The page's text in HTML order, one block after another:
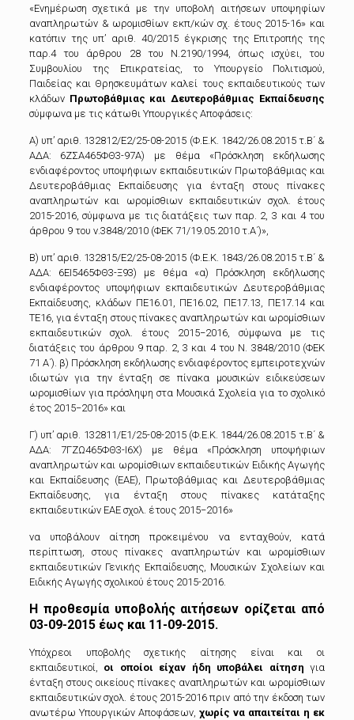
«Ενημέρωση σχετικά με την υποβολή αιτήσεων υποψηφίων
αναπληρωτών & ωρομισθίων εκπ/κών σχ. έτους 2015-16» και
κατόπιν της υπ’ αριθ. 40/2015 έγκρισης της Επιτροπής της
παρ.4 του άρθρου 28 του Ν.2190/1994, όπως ισχύει, του
Συμβουλίου της Επικρατείας, το Υπουργείο Πολιτισμού,
Παιδείας και Θρησκευμάτων καλεί τους εκπαιδευτικούς των
κλάδων Πρωτοβάθμιας και Δευτεροβάθμιας Εκπαίδευσης
σύμφωνα με τις κάτωθι Υπουργικές Αποφάσεις:
Α) υπ’ αριθ. 132812/E2/25-08-2015 (Φ.Ε.Κ. 1842/26.08.2015 τ.Β΄ &
ΑΔΑ: 6ΖΣΑ465ΦΘ3-97Α) με θέμα «Πρόσκληση εκδήλωσης
ενδιαφέροντος υποψήφιων εκπαιδευτικών Πρωτοβάθμιας και
Δευτεροβάθμιας Εκπαίδευσης για ένταξη στους πίνακες
αναπληρωτών και ωρομίσθιων εκπαιδευτικών σχολ. έτους
2015-2016, σύμφωνα με τις διατάξεις των παρ. 2, 3 και 4 του
άρθρου 9 του ν.3848/2010 (ΦΕΚ 71/19.05.2010 τ.Α΄)»,
Β) υπ’ αριθ. 132815/E2/25-08-2015 (Φ.Ε.Κ. 1843/26.08.2015 τ.Β΄ &
ΑΔΑ: 6ΕΙ5465ΦΘ3-Ξ93) με θέμα «α) Πρόσκληση εκδήλωσης
ενδιαφέροντος υποψήφιων εκπαιδευτικών Δευτεροβάθμιας
Εκπαίδευσης, κλάδων ΠΕ16.01, ΠΕ16.02, ΠΕ17.13, ΠΕ17.14 και
ΤΕ16, για ένταξη στους πίνακες αναπληρωτών και ωρομίσθιων
εκπαιδευτικών σχολ. έτους 2015−2016, σύμφωνα με τις
διατάξεις του άρθρου 9 παρ. 2, 3 και 4 του Ν. 3848/2010 (ΦΕΚ
71 Α΄). β) Πρόσκληση εκδήλωσης ενδιαφέροντος εμπειροτεχνών
ιδιωτών για την ένταξη σε πίνακα μουσικών ειδικεύσεων
ωρομισθίων για πρόσληψη στα Μουσικά Σχολεία για το σχολικό
έτος 2015−2016» και
Γ) υπ’ αριθ. 132811/E1/25-08-2015 (Φ.Ε.Κ. 1844/26.08.2015 τ.Β΄ &
ΑΔΑ: 7ΓΖΩ465ΦΘ3-Ι6Χ) με θέμα «Πρόσκληση υποψήφιων
αναπληρωτών και ωρομίσθιων εκπαιδευτικών Ειδικής Αγωγής
και Εκπαίδευσης (ΕΑΕ), Πρωτοβάθμιας και Δευτεροβάθμιας
Εκπαίδευσης, για ένταξη στους πίνακες κατάταξης
εκπαιδευτικών ΕΑΕ σχολ. έτους 2015−2016»
να υποβάλουν αίτηση προκειμένου να ενταχθούν, κατά
περίπτωση, στους πίνακες αναπληρωτών και ωρομίσθιων
εκπαιδευτικών Γενικής Εκπαίδευσης, Μουσικών Σχολείων και
Ειδικής Αγωγής σχολικού έτους 2015-2016.
Η προθεσμία υποβολής αιτήσεων ορίζεται από
03-09-2015 έως και 11-09-2015.
Υπόχρεοι υποβολής σχετικής αίτησης είναι και οι
εκπαιδευτικοί, οι οποίοι είχαν ήδη υποβάλει αίτηση για
ένταξη στους οικείους πίνακες αναπληρωτών και ωρομίσθιων
εκπαιδευτικών σχολ. έτους 2015-2016 πριν από την έκδοση των
ανωτέρω Υπουργικών Αποφάσεων, χωρίς να απαιτείται η εκ